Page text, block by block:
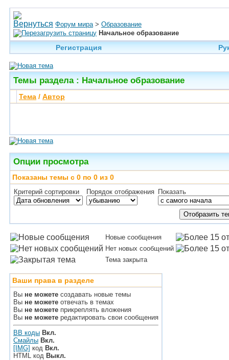
Форум мира > Образование
Начальное образование
Регистрация
Темы раздела: Начальное образование
Тема / Автор
Опции просмотра
Показаны темы с 0 по 0 из 0
Критерий сортировки Порядок отображения Показать
Новые сообщения
Нет новых сообщений
Тема закрыта
Ваши права в разделе
Вы не можете создавать новые темы
Вы не можете отвечать в темах
Вы не можете прикреплять вложения
Вы не можете редактировать свои сообщения
BB коды Вкл.
Смайлы Вкл.
[IMG] код Вкл.
HTML код Выкл.